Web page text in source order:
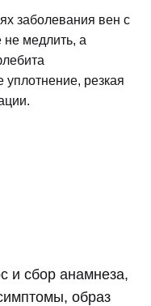
заболевания вен с
медлить, а
уплотнение, резкая
и сбор анамнеза,
образ